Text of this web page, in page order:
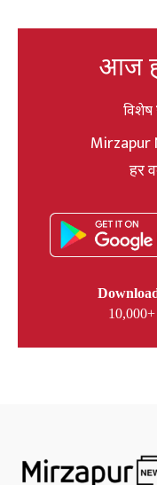
आज
विशेष
Mirzapur
हर
10,000+